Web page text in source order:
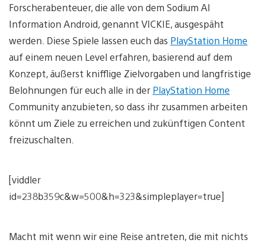
Forscherabenteuer, die alle von dem Sodium AI
Information Android, genannt VICKIE, ausgespäht
werden. Diese Spiele lassen euch das PlayStation Home
auf einem neuen Level erfahren, basierend auf dem
Konzept, äußerst knifflige Zielvorgaben und langfristige
Belohnungen für euch alle in der PlayStation Home
Community anzubieten, so dass ihr zusammen arbeiten
könnt um Ziele zu erreichen und zukünftigen Content
freizuschalten.
[viddler
id=238b359c&w=500&h=323&simpleplayer=true]
Macht mit wenn wir eine Reise antreten, die mit nichts